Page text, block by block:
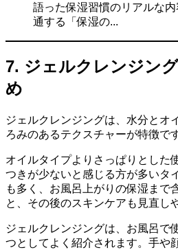
語った保湿習慣のリアルな
通する「保湿の...
7. ジェルクレンジン
め
ジェルクレンジングは、水分とオ
ろみのあるテクスチャーが特徴です
オイルタイプよりさっぱりとした
つきが少ないと感じる方が多いタ
も多く、お風呂上がりの保湿まで
と、その後のスキンケアも見直し
ジェルクレンジングは、お風呂で
つとしてよく紹介されます。手や